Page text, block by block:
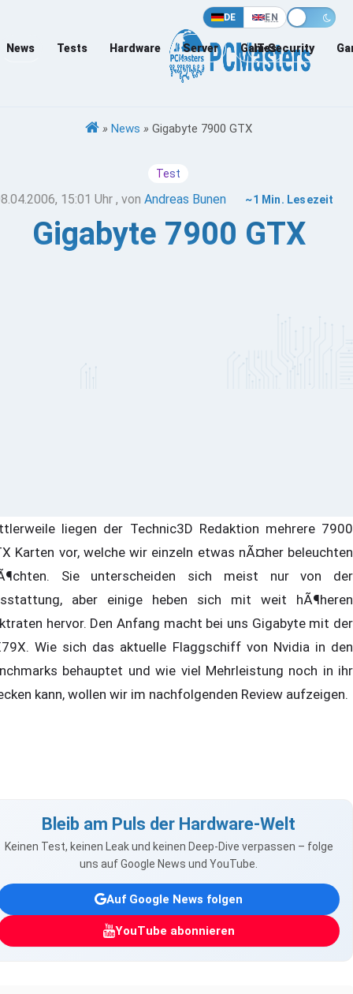
DE EN
News Tests Hardware Server Games
IT-Security
» News » Gigabyte 7900 GTX
Test
15:01 Uhr , vonAndreas Bunen ~1 Min. Lesezeit
Gigabyte 7900 GTX
liegen der Technic3D Redaktion mehrere 7900
Karten vor, welche wir einzeln etwas nÃ¤her beleuchten
Sie unterscheiden sich meist nur von der
aber einige heben sich mit weit hÃ¶heren
hervor. Den Anfang macht bei uns Gigabyte mit der
Wie sich das aktuelle Flaggschiff von Nvidia in den
behauptet und wie viel Mehrleistung noch in ihr
kann, wollen wir im nachfolgenden Review aufzeigen.
Bleib am Puls der Hardware-Welt
Keinen Test, keinen Leak und keinen Deep-Dive verpassen – folge
uns auf Google News und YouTube.
Auf Google News folgen
YouTube abonnieren